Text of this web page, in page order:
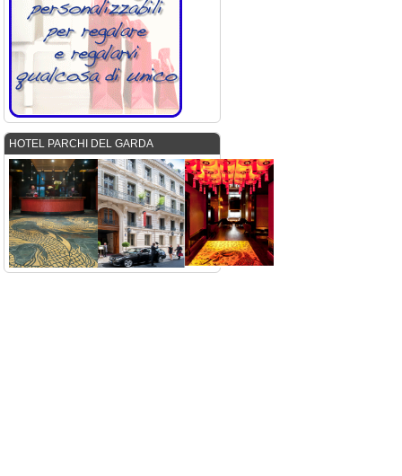
HOTEL PARCHI DEL GARDA